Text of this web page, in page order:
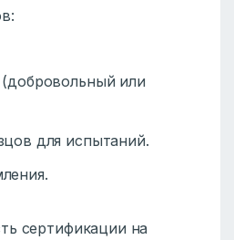
или
для испытаний.
сертификации на